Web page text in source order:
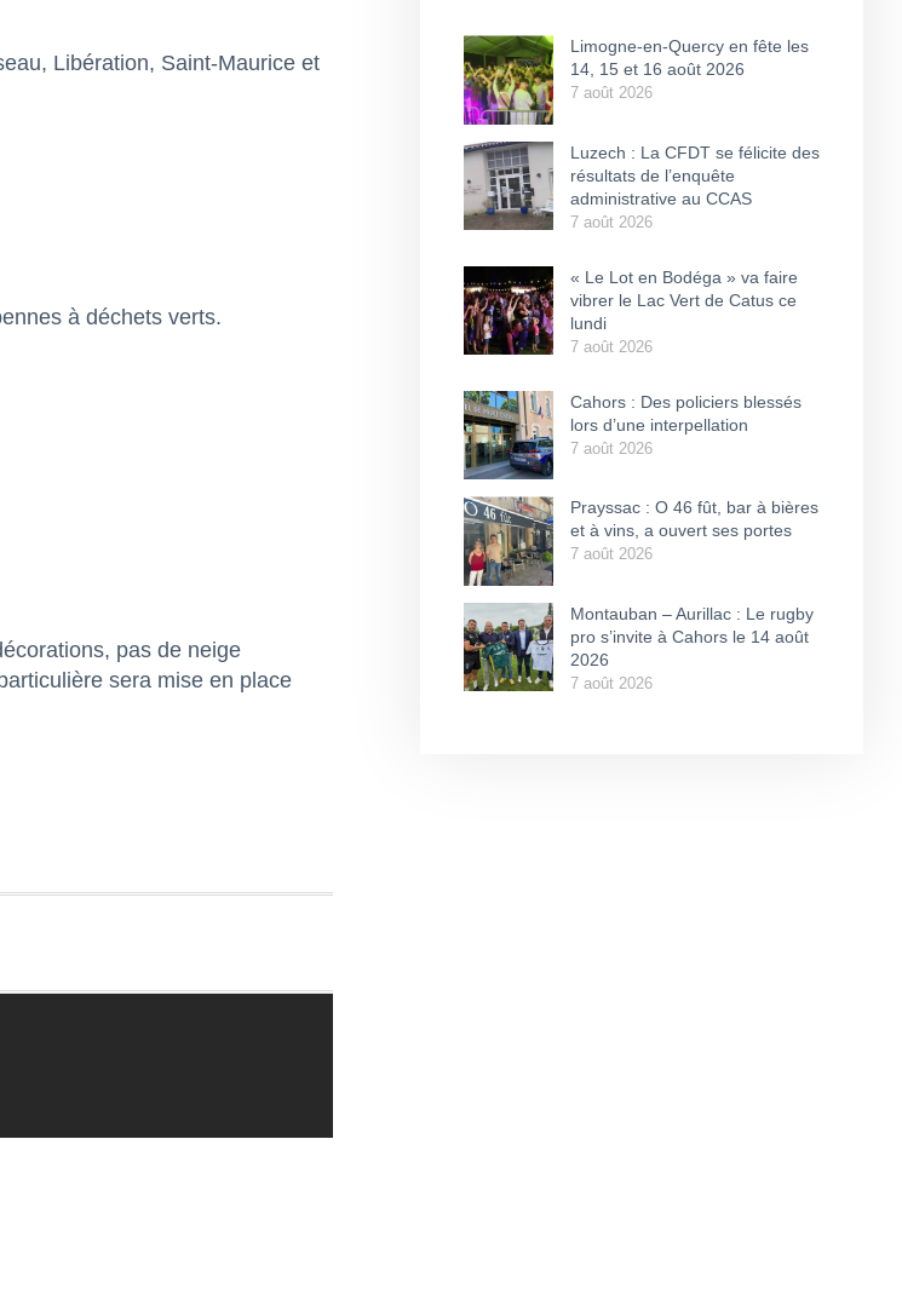
Libération, Saint-Maurice et
à déchets verts.
pas de neige
sera mise en place
Limogne-en-Quercy en fête les
14, 15 et 16 août 2026
7 août 2026
Luzech : La CFDT se félicite des
résultats de l’enquête
administrative au CCAS
7 août 2026
« Le Lot en Bodéga » va faire
vibrer le Lac Vert de Catus ce
lundi
7 août 2026
Cahors : Des policiers blessés
lors d’une interpellation
7 août 2026
Prayssac : O 46 fût, bar à bières
et à vins, a ouvert ses portes
7 août 2026
Montauban – Aurillac : Le rugby
pro s’invite à Cahors le 14 août
2026
7 août 2026